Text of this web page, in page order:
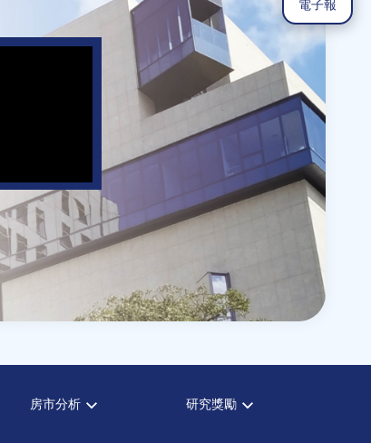
房市分析 研究獎勵
電子報